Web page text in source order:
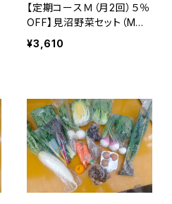
【定期コースＭ（月2回）５％
OFF】見沼野菜セット（Mサ
イズ） ※火曜または木曜
発送
¥3,610